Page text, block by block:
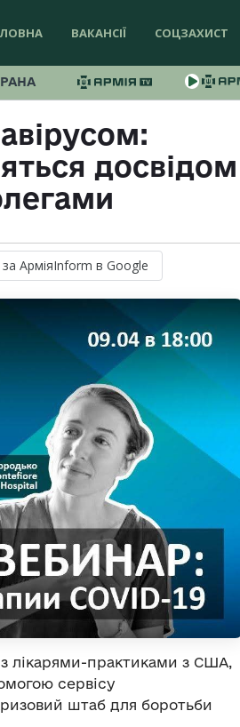
ВАКАНСІЇ СОЦЗАХИСТ
досвідом
за АрміяInform в Google
лікарями-практиками з США,
сервісу
штаб для боротьби